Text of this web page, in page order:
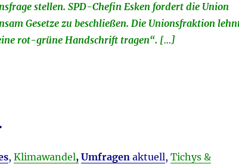
stellen. SPD-Chefin Esken fordert die Union
Gesetze zu beschließen. Die Unionsfraktion
rot-grüne Handschrift tragen“. […]
, Klimawandel, Umfragenaktuell, Tichys &